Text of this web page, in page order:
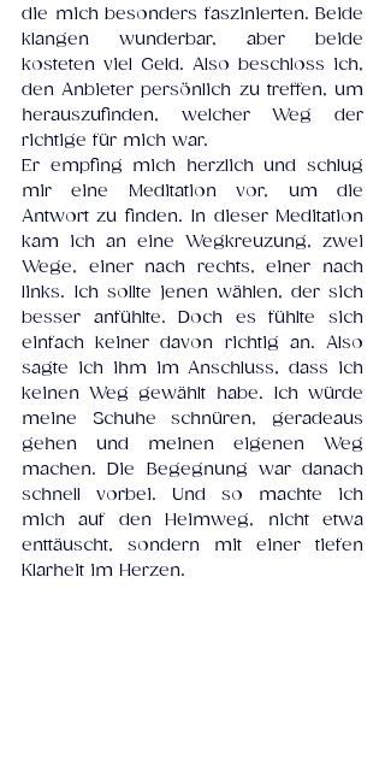
die mich besonders faszinierten. Beide
klangen wunderbar, aber beide
kosteten viel Geld. Also beschloss ich,
den Anbieter persönlich zu treffen, um
herauszufinden, welcher Weg der
richtige für mich war.
Er empfing mich herzlich und schlug
mir eine Meditation vor, um die
Antwort zu finden. In dieser Meditation
kam ich an eine Wegkreuzung, zwei
Wege, einer nach rechts, einer nach
links. Ich sollte jenen wählen, der sich
besser anfühlte. Doch es fühlte sich
einfach keiner davon richtig an. Also
sagte ich ihm im Anschluss, dass ich
keinen Weg gewählt habe. Ich würde
meine Schuhe schnüren, geradeaus
gehen und meinen eigenen Weg
machen. Die Begegnung war danach
schnell vorbei. Und so machte ich
mich auf den Heimweg, nicht etwa
enttäuscht, sondern mit einer tiefen
Klarheit im Herzen.